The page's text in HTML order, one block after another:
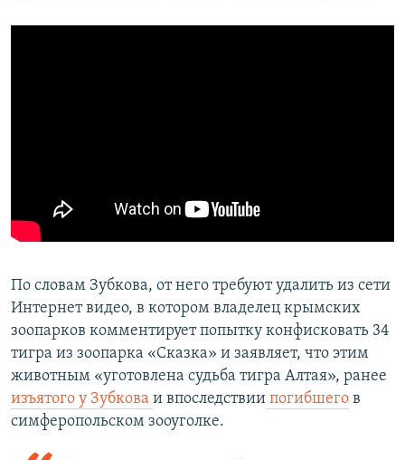
По словам Зубкова, от него требуют удалить из сети
Интернет видео, в котором владелец крымских
зоопарков комментирует попытку конфисковать 34
тигра из зоопарка «Сказка» и заявляет, что этим
животным «уготовлена судьба тигра Алтая», ранее
изъятого у Зубкова и впоследствии погибшего в
симферопольском зооуголке.